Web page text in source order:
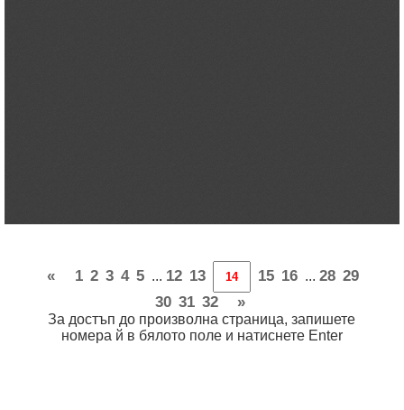
« 1 2 3 4 5 ... 12 13 15 16 ... 28 29
30 31 32 »
За достъп до произволна страница, запишете
номера й в бялото поле и натиснете Enter